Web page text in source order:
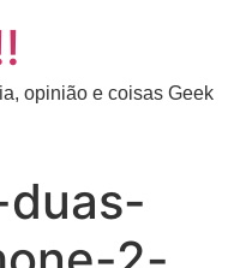
opinião e coisas Geek